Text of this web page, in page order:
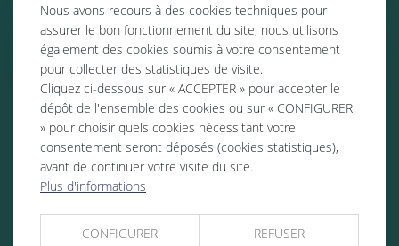
Nous avons recours à des cookies techniques pour
assurer le bon fonctionnement du site, nous utilisons
également des cookies soumis à votre consentement
pour collecter des statistiques de visite.
Cliquez ci-dessous sur « ACCEPTER » pour accepter le
dépôt de l'ensemble des cookies ou sur « CONFIGURER
» pour choisir quels cookies nécessitant votre
consentement seront déposés (cookies statistiques),
avant de continuer votre visite du site.
Plus d'informations
CONFIGURER REFUSER